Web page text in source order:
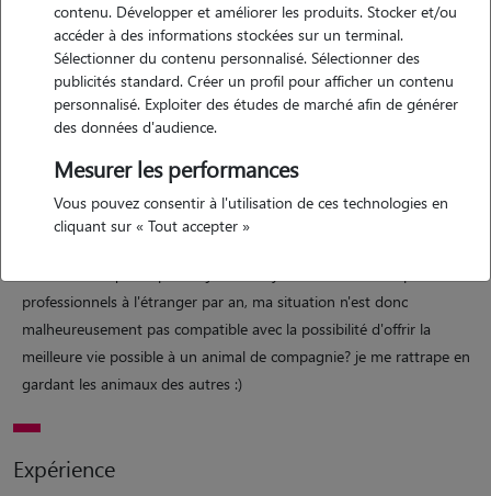
Motivation
j'adore les animaux, j'ai un petit faible pour les chats et les lapins ! vos
compagnons seront choyés et en sécurité avec moi. je suis très
attentive au bien être des animaux : je leur laisse le temps de
s'acclimater et de m'accepter, pas de câlins forcés, uniquement des
recevoir des personnes chez moi quand je garde un animal pour
professionnels à l'étranger par an, ma situation n'est donc
malheureusement pas compatible avec la possibilité d'offrir la
meilleure vie possible à un animal de compagnie? je me rattrape en
gardant les animaux des autres :)
Expérience
contenu. Développer et améliorer les produits. Stocker et/ou
accéder à des informations stockées sur un terminal.
Sélectionner du contenu personnalisé. Sélectionner des
publicités standard. Créer un profil pour afficher un contenu
personnalisé. Exploiter des études de marché afin de générer
des données d'audience.
Mesurer les performances
Vous pouvez consentir à l'utilisation de ces technologies en
cliquant sur « Tout accepter »